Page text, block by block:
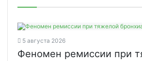
5 августа 2026
Феномен ремиссии при